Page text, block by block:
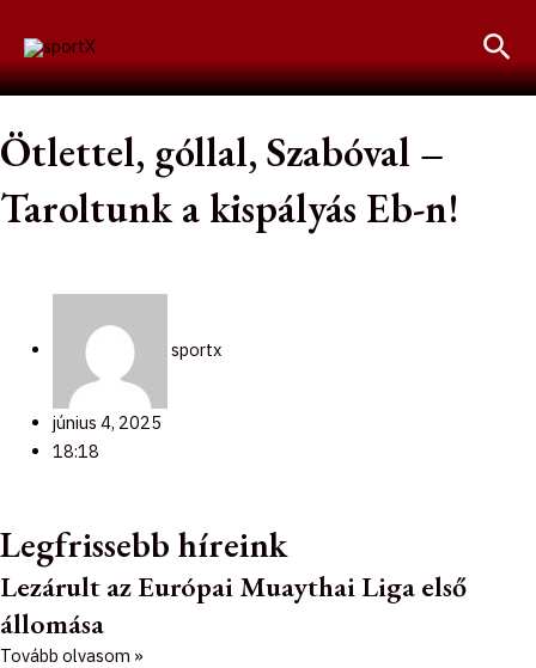
content
Ötlettel, góllal, Szabóval –
Taroltunk a kispályás Eb-n!
sportx
június 4, 2025
18:18
Legfrissebb híreink
Lezárult az Európai Muaythai Liga első
állomása
Tovább olvasom »